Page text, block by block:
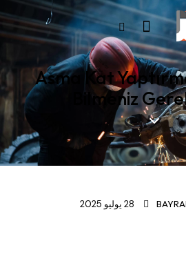
Asma Kat
Bilmeniz
28 يوليو 2025